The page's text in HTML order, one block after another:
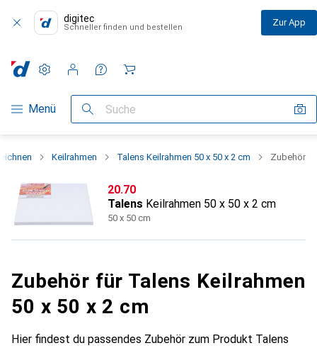
digitec
Schneller finden und bestellen Zur App
Navigation nach Kategorien
Menü Suche
Einstellungen
Kundenkonto
Vergleichslisten
Merklisten
Warenkorb
Keilrahmen Talens Keilrahmen 50 x 50 x 2 cm Zubehör
CHF
20.70
Talens Keilrahmen 50 x 50 x 2 cm
50 x 50 cm
Zubehör für Talens Keilrahmen
50 x 50 x 2 cm
Hier findest du passendes Zubehör zum Produkt Talens